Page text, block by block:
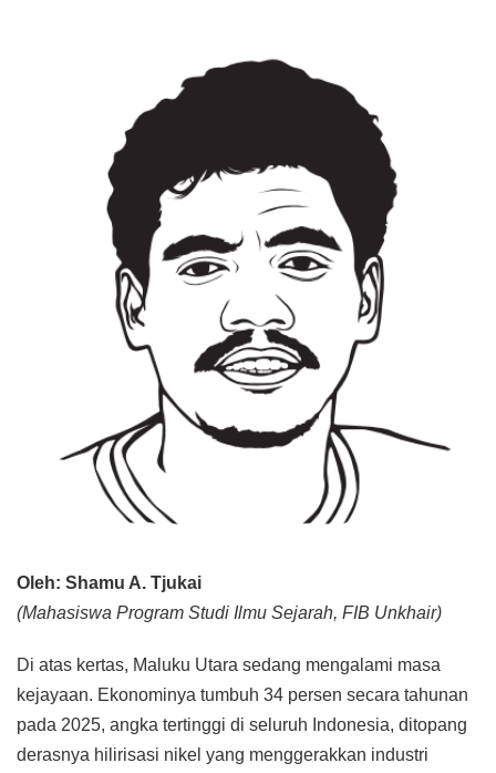
Oleh: Shamu A. Tjukai
(Mahasiswa Program Studi Ilmu Sejarah, FIB Unkhair)
Di atas kertas, Maluku Utara sedang mengalami masa
kejayaan. Ekonominya tumbuh 34 persen secara tahunan
pada 2025, angka tertinggi di seluruh Indonesia, ditopang
derasnya hilirisasi nikel yang menggerakkan industri